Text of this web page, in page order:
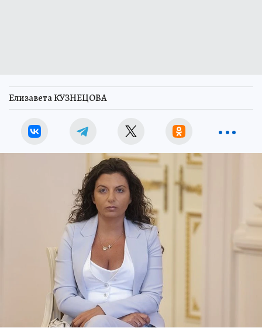
Елизавета КУЗНЕЦОВА